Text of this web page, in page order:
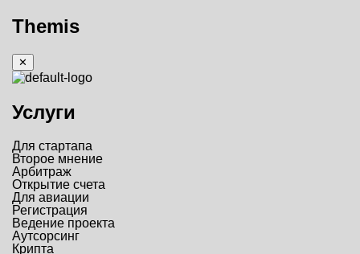
Themis
✕
Услуги
Для стартапа
Второе мнение
Арбитраж
Открытие счета
Для авиации
Регистрация
Ведение проекта
Аутсорсинг
Крипта